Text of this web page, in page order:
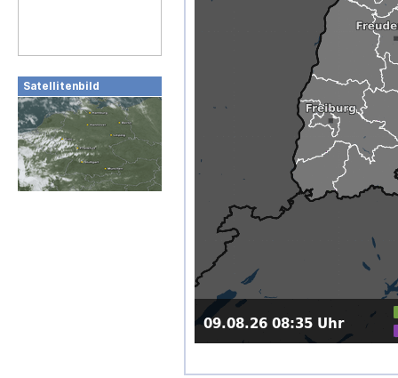
Satellitenbild